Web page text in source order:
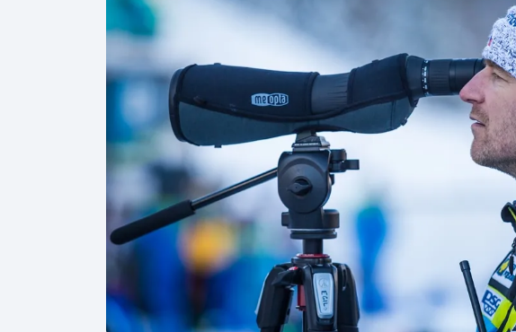
Dostihy
Florbal
Futsal
Golf
Gymnastika